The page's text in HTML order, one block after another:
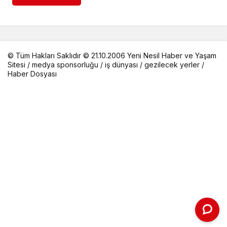
© Tüm Hakları Saklıdır © 21.10.2006 Yeni Nesil Haber ve Yaşam
Sitesi / medya sponsorluğu / iş dünyası / gezilecek yerler /
Haber Dosyası